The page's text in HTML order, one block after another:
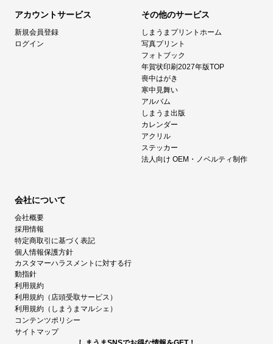
アカウントサービス
新規会員登録
ログイン
その他のサービス
しまうまプリントホーム
写真プリント
フォトブック
年賀状印刷2027年版TOP
喪中はがき
寒中見舞い
アルバム
しまうま出版
カレンダー
アクリル
ステッカー
法人向け OEM・ノベルティ制作
会社について
会社概要
採用情報
特定商取引に基づく表記
個人情報保護方針
カスタマーハラスメントに対する行
動指針
利用規約
利用規約（店頭受取サービス）
利用規約（しまうまマルシェ）
コンテンツポリシー
サイトマップ